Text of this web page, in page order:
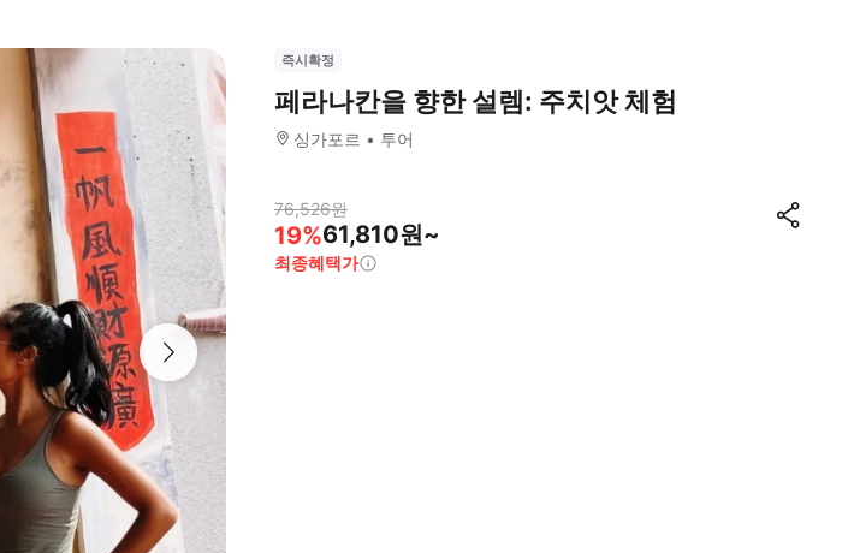
즉시확정
페라나칸을 향한 설렘: 주치앗 체험
싱가포르 투어
76,526원
19%61,810원~
최종혜택가